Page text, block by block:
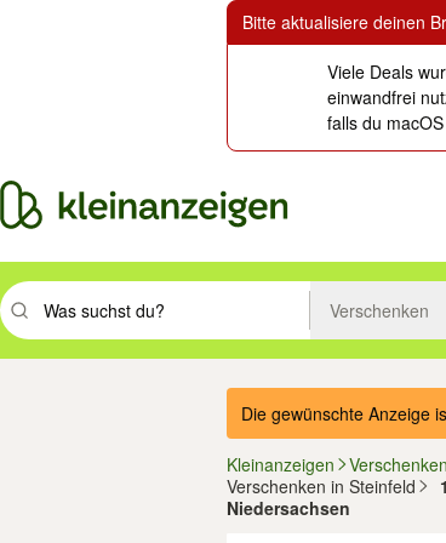
Bitte aktualisiere deinen
Viele Deals
einwandfrei
falls du
Suchbegriff eingeben. Eingabetaste drücken um zu
Verschenken
Die gewünschte Anzeige
Kleinanzeigen
Verschenken in Steinfeld
Niedersachsen